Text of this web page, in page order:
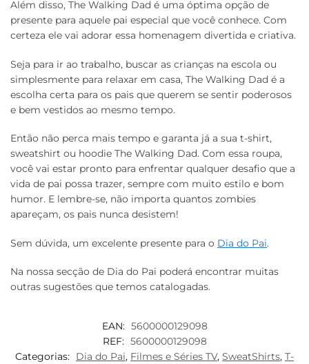
Além disso, The Walking Dad é uma óptima opção de
presente para aquele pai especial que você conhece. Com
certeza ele vai adorar essa homenagem divertida e criativa.
Seja para ir ao trabalho, buscar as crianças na escola ou
simplesmente para relaxar em casa, The Walking Dad é a
escolha certa para os pais que querem se sentir poderosos
e bem vestidos ao mesmo tempo.
Então não perca mais tempo e garanta já a sua t-shirt,
sweatshirt ou hoodie The Walking Dad. Com essa roupa,
você vai estar pronto para enfrentar qualquer desafio que a
vida de pai possa trazer, sempre com muito estilo e bom
humor. E lembre-se, não importa quantos zombies
apareçam, os pais nunca desistem!
Sem dúvida, um excelente presente para o Dia do Pai.
Na nossa secção de Dia do Pai poderá encontrar muitas
outras sugestões que temos catalogadas.
EAN: 5600000129098
REF: 5600000129098
Categorias: Dia do Pai, Filmes e Séries TV, SweatShirts, T-